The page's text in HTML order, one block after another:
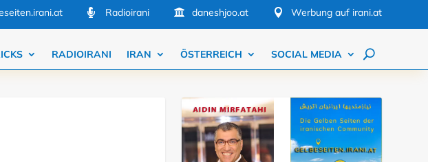
 Radioirani  daneshjoo.at  Werbung auf irani.at
RADIOIRANI IRAN ÖSTERREICH SOCIAL MEDIA